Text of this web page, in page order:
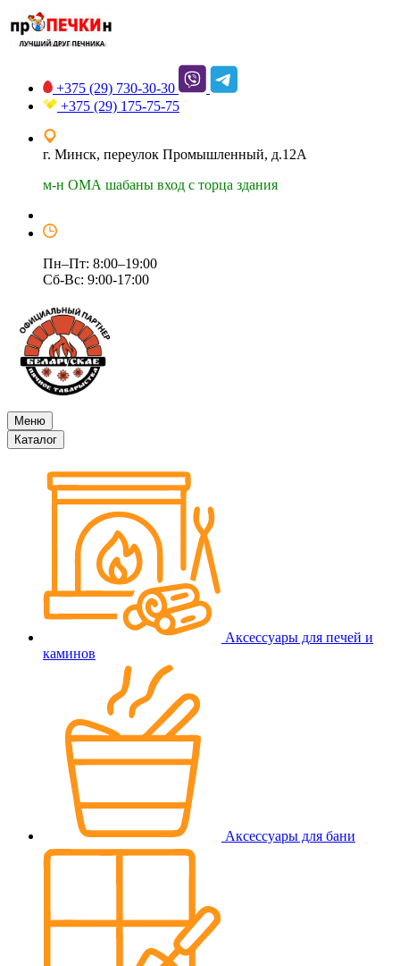
+375 (29) 730-30-30
+375 (29) 175-75-75
г. Минск, переулок Промышленный, д.12А
м-н ОМА шабаны вход с торца здания
Пн–Пт: 8:00–19:00
Сб-Вс: 9:00-17:00
Меню
Каталог
Аксессуары для печей и
каминов
Аксессуары для бани